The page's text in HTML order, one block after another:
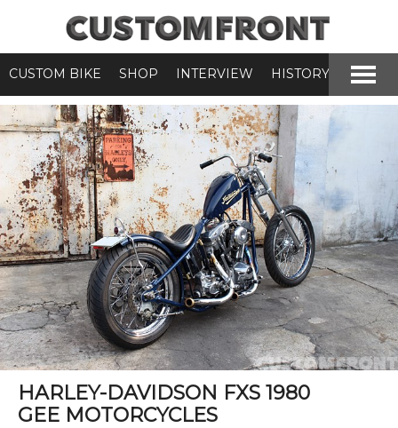
CUSTOM BIKE SHOP INTERVIEW HISTORY
HARLEY-DAVIDSON FXS 1980
GEE MOTORCYCLES